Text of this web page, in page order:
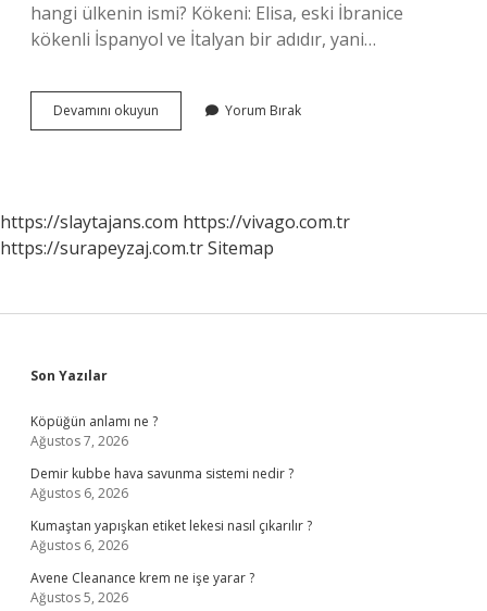
hangi ülkenin ismi? Kökeni: Elisa, eski İbranice
kökenli İspanyol ve İtalyan bir adıdır, yani…
Devamını okuyun
Hangi
Yorum Bırak
https://slaytajans.com https://vivago.com.tr
https://surapeyzaj.com.trSitemap
Sidebar
Son Yazılar
Köpüğün anlamı ne ?
Ağustos 7, 2026
Demir kubbe hava savunma sistemi nedir ?
Ağustos 6, 2026
Kumaştan yapışkan etiket lekesi nasıl çıkarılır ?
Ağustos 6, 2026
Avene Cleanance krem ne işe yarar ?
Ağustos 5, 2026